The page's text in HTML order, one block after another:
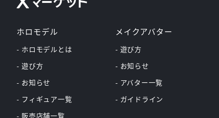
ホロモデル
- ホロモデルとは
- 遊び方
- お知らせ
- フィギュア一覧
- 販売店舗一覧
メイクアバター
- 遊び方
- お知らせ
- アバター一覧
- ガイドライン